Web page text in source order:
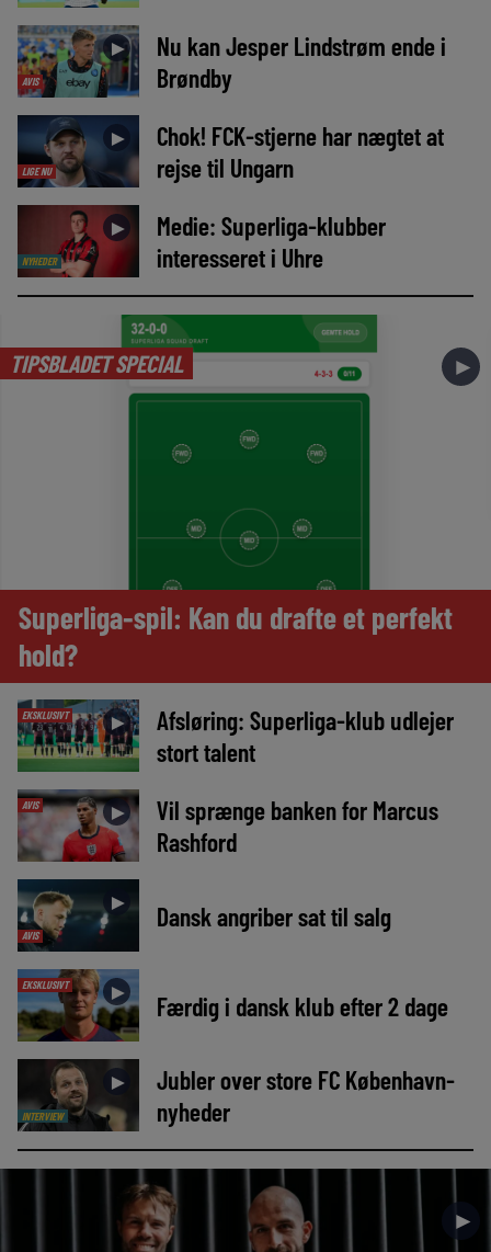
AVIS
►
Nu kan Jesper Lindstrøm ende i
Brøndby
LIGE NU
►
Chok! FCK-stjerne har nægtet at
rejse til Ungarn
NYHEDER
►
Medie: Superliga-klubber
interesseret i Uhre
TIPSBLADET SPECIAL ►
Superliga-spil: Kan du drafte et perfekt
hold?
EKSKLUSIVT ►
Afsløring: Superliga-klub udlejer
stort talent
AVIS ►
Vil sprænge banken for Marcus
Rashford
AVIS
► Dansk angriber sat til salg
EKSKLUSIVT ► Færdig i dansk klub efter 2 dage
INTERVIEW
►
Jubler over store FC København-
nyheder
►